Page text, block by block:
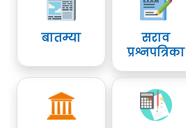
बातम्या
सराव
प्रश्नपत्रिका